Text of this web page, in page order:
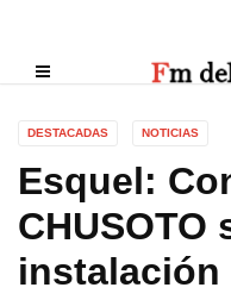
DESTACADAS NOTICIAS
Esquel:
CHUSOTO
instalación